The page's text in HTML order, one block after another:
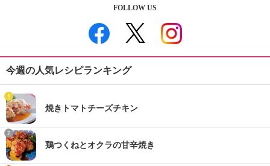
FOLLOW US
今週の人気レシピランキング
1
焼きトマトチーズチキン
2
鶏つくねとオクラの甘辛焼き